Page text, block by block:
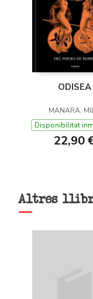
ODISEA
MANARA,
Disponibilitat
22,90
Altres